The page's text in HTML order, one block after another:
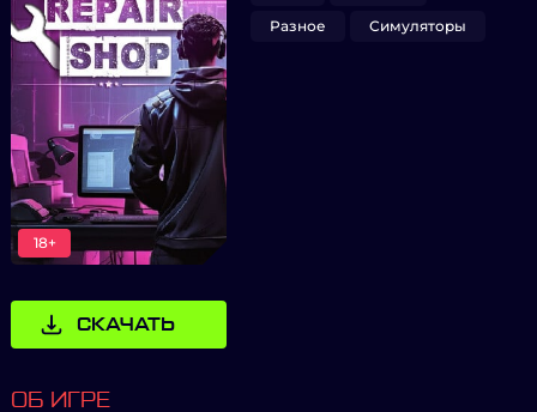
18+
СКАЧАТЬ
Разное
Симуляторы
ОБ ИГРЕ